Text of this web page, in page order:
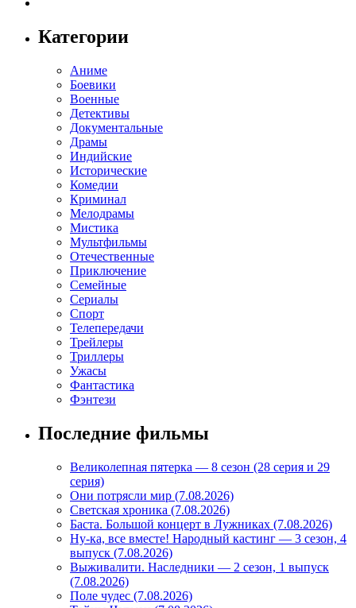
Категории
Аниме
Боевики
Военные
Детективы
Документальные
Драмы
Индийские
Исторические
Комедии
Криминал
Мелодрамы
Мистика
Мультфильмы
Отечественные
Приключение
Семейные
Сериалы
Спорт
Телепередачи
Трейлеры
Триллеры
Ужасы
Фантастика
Фэнтези
Последние фильмы
Великолепная пятерка — 8 сезон (28 серия и 29
серия)
Они потрясли мир (7.08.2026)
Светская хроника (7.08.2026)
Баста. Большой концерт в Лужниках (7.08.2026)
Ну-ка, все вместе! Народный кастинг — 3 сезон, 4
выпуск (7.08.2026)
Выживалити. Наследники — 2 сезон, 1 выпуск
(7.08.2026)
Поле чудес (7.08.2026)